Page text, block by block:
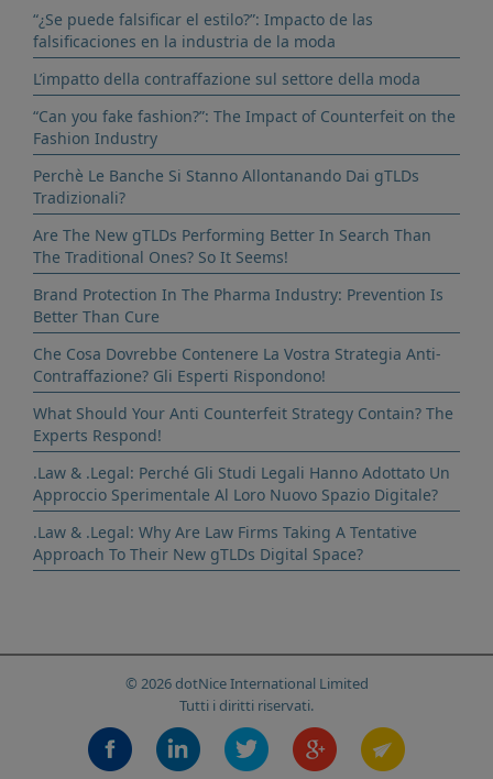
“¿Se puede falsificar el estilo?”: Impacto de las
falsificaciones en la industria de la moda
L’impatto della contraffazione sul settore della moda
“Can you fake fashion?”: The Impact of Counterfeit on the
Fashion Industry
Perchè Le Banche Si Stanno Allontanando Dai gTLDs
Tradizionali?
Are The New gTLDs Performing Better In Search Than
The Traditional Ones? So It Seems!
Brand Protection In The Pharma Industry: Prevention Is
Better Than Cure
Che Cosa Dovrebbe Contenere La Vostra Strategia Anti-
Contraffazione? Gli Esperti Rispondono!
What Should Your Anti Counterfeit Strategy Contain? The
Experts Respond!
.Law & .Legal: Perché Gli Studi Legali Hanno Adottato Un
Approccio Sperimentale Al Loro Nuovo Spazio Digitale?
.Law & .Legal: Why Are Law Firms Taking A Tentative
Approach To Their New gTLDs Digital Space?
© 2026 dotNice International Limited
Tutti i diritti riservati.